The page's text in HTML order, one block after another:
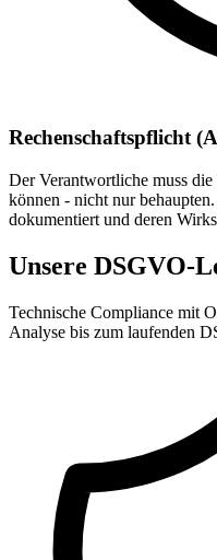
Rechenschaftspflicht
Der Verantwortliche muss
können - nicht nur
dokumentiert und deren
Unsere DSGVO-
Technische Compliance mit
Analyse bis zum laufenden